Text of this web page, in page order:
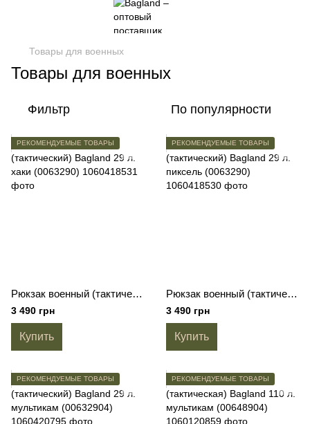
Товары для военных
Товары для военных
Фильтр По популярности
РЕКОМЕНДУЕМЫЕ ТОВАРЫ
Рюкзак военный (тактический) Bagland 29 л. хаки (0063290)
3 490 грн
Купить
РЕКОМЕНДУЕМЫЕ ТОВАРЫ
Рюкзак военный (тактический) Bagland 29 л. пиксель (0063290)
3 490 грн
Купить
РЕКОМЕНДУЕМЫЕ ТОВАРЫ РЕКОМЕНДУЕМЫЕ ТОВАРЫ